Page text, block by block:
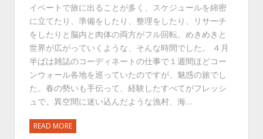
イベートで旅に出ることが多く、スケジュールを綿密
に立てたり、準備をしたり、整理をしたり、リサーチ
をしたりと脳内と肉体の両方がフル回転。めきめきと
世界が広がっていくような、そんな時間でした。 ４月
半ばは雑誌のコーディネートの仕事で１週間ほどコー
ンウォール各地を巡っていたのですが、魅惑の旅でし
た。春の勢いも手伝って、経験したすべてがフレッシ
ュで。異空間に迷い込んだような漁村、海…
READ MORE